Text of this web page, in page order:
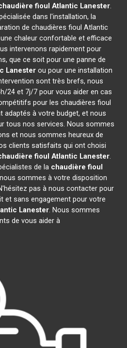
fioul Atlantic Lanester.
dans l'installation, la
de chaudières fioul Atlantic
chaleur confortable et efficace
intervenons rapidement pour
que ce soit pour une panne de
Lanester ou pour une installation
sont très brefs, nous
24 et 7j/7 pour vous aider en cas
pour les chaudières fioul
adaptés à votre budget, et nous
tous nos services. Nous sommes
et nous sommes heureux de
clients satisfaits qui ont choisi
fioul Atlantic Lanester.
de la chaudière fioul
sommes à votre disposition
pas à nous contacter pour
et sans engagement pour votre
Lanester. Nous sommes
de vous aider à